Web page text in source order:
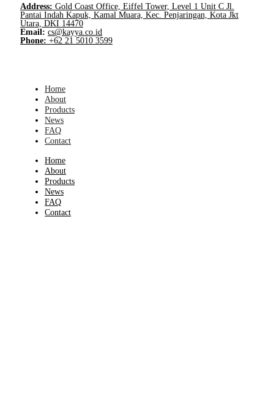
Address: Gold Coast Office, Eiffel Tower, Level 1 Unit C Jl.
Pantai Indah Kapuk, Kamal Muara, Kec. Penjaringan, Kota Jkt
Utara, DKI 14470
Email: cs@kayya.co.id
Phone: +62 21 5010 3599
Home
About
Products
News
FAQ
Contact
Home
About
Products
News
FAQ
Contact